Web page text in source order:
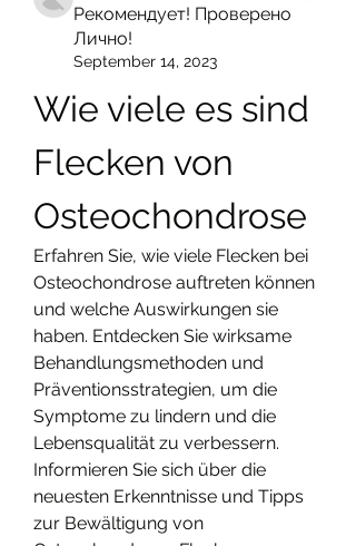
Рекомендует! Проверено
Лично!
September 14, 2023
Wie viele es sind
Flecken von
Osteochondrose
Erfahren Sie, wie viele Flecken bei
Osteochondrose auftreten können
und welche Auswirkungen sie
haben. Entdecken Sie wirksame
Behandlungsmethoden und
Präventionsstrategien, um die
Symptome zu lindern und die
Lebensqualität zu verbessern.
Informieren Sie sich über die
neuesten Erkenntnisse und Tipps
zur Bewältigung von